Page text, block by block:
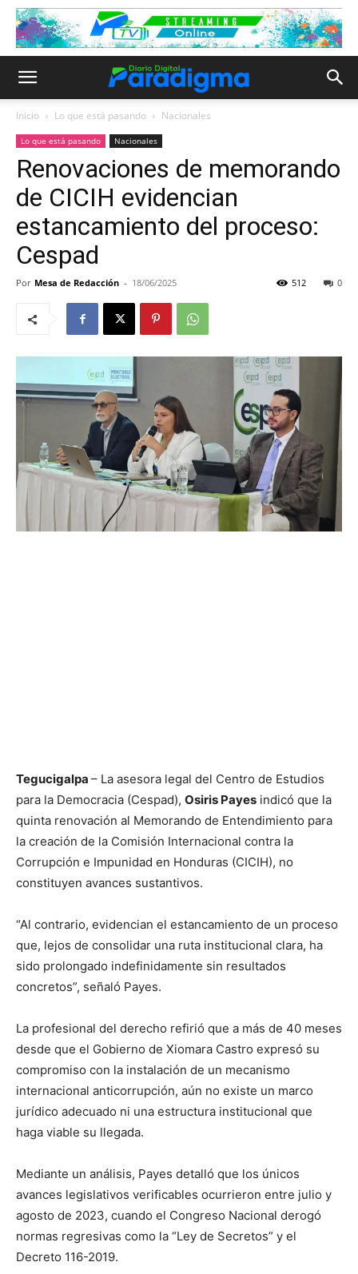
Inicio Lo que está pasando Nacionales
Lo que está pasando Nacionales
Renovaciones de memorando
de CICIH evidencian
estancamiento del proceso:
Cespad
Por Mesa de Redacción - 18/06/2025 0
512
Tegucigalpa – La asesora legal del Centro de Estudios
para la Democracia (Cespad), Osiris Payes indicó que la
quinta renovación al Memorando de Entendimiento para
la creación de la Comisión Internacional contra la
Corrupción e Impunidad en Honduras (CICIH), no
constituyen avances sustantivos.
“Al contrario, evidencian el estancamiento de un proceso
que, lejos de consolidar una ruta institucional clara, ha
sido prolongado indefinidamente sin resultados
concretos”, señaló Payes.
La profesional del derecho refirió que a más de 40 meses
desde que el Gobierno de Xiomara Castro expresó su
compromiso con la instalación de un mecanismo
internacional anticorrupción, aún no existe un marco
jurídico adecuado ni una estructura institucional que
haga viable su llegada.
Mediante un análisis, Payes detalló que los únicos
avances legislativos verificables ocurrieron entre julio y
agosto de 2023, cuando el Congreso Nacional derogó
normas regresivas como la “Ley de Secretos” y el
Decreto 116-2019.